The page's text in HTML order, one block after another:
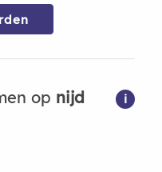
op nijd i